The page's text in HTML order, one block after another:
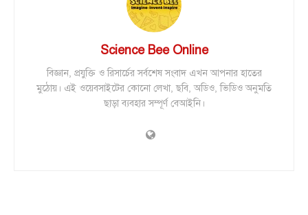
Science Bee Online
বিজ্ঞান, প্রযুক্তি ও রিসার্চের সর্বশেষ সংবাদ এখন আপনার হাতের
মুঠোয়। এই ওয়েবসাইটের কোনো লেখা, ছবি, অডিও, ভিডিও অনুমতি
ছাড়া ব্যবহার সম্পূর্ণ বেআইনি।